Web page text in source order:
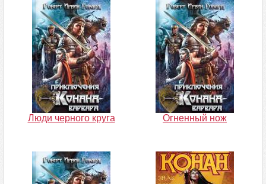
Люди черного круга Огненный нож